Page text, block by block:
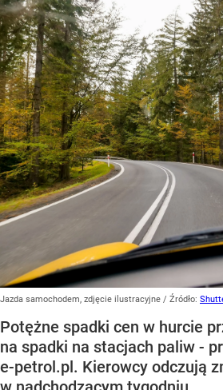
Jazda samochodem, zdjęcie ilustracyjne / Źródło:
Potężne spadki cen w hurcie
na spadki na stacjach paliw -
e-petrol.pl. Kierowcy odczują